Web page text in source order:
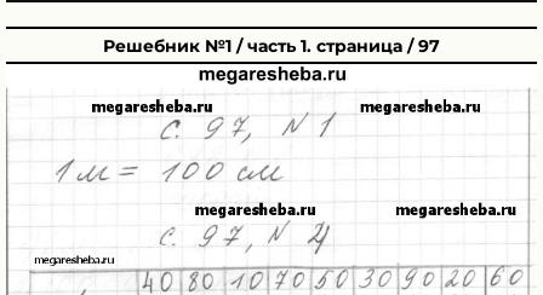
Решебник №1 / часть 1. страница / 97